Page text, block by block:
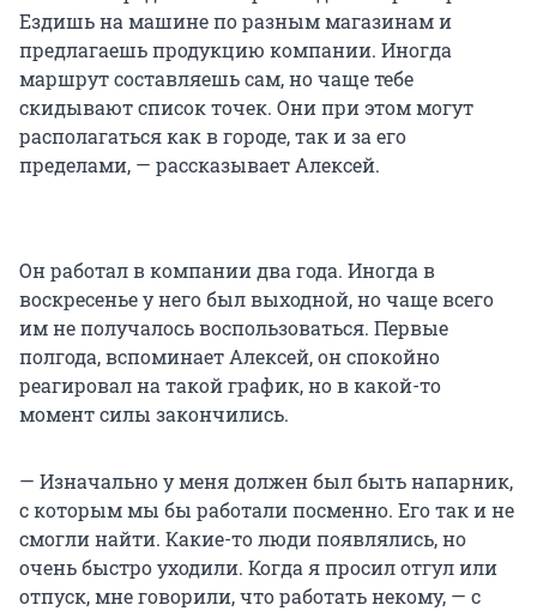
Ездишь на машине по разным магазинам и
предлагаешь продукцию компании. Иногда
маршрут составляешь сам, но чаще тебе
скидывают список точек. Они при этом могут
располагаться как в городе, так и за его
пределами, — рассказывает Алексей.
Он работал в компании два года. Иногда в
воскресенье у него был выходной, но чаще всего
им не получалось воспользоваться. Первые
полгода, вспоминает Алексей, он спокойно
реагировал на такой график, но в какой-то
момент силы закончились.
— Изначально у меня должен был быть напарник,
с которым мы бы работали посменно. Его так и не
смогли найти. Какие-то люди появлялись, но
очень быстро уходили. Когда я просил отгул или
отпуск, мне говорили, что работать некому, — с